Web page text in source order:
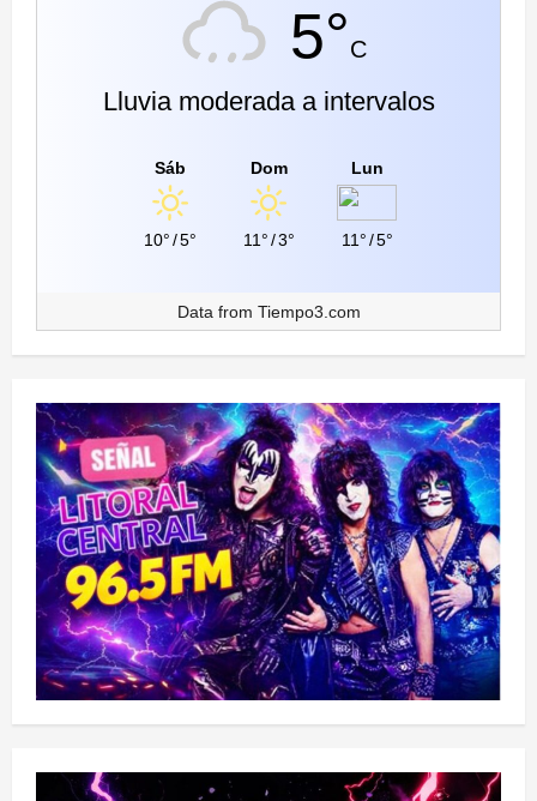
5°C
Lluvia moderada a intervalos
Sáb
10°/5°
Dom
11°/3°
Lun
11°/5°
Data from Tiempo3.com